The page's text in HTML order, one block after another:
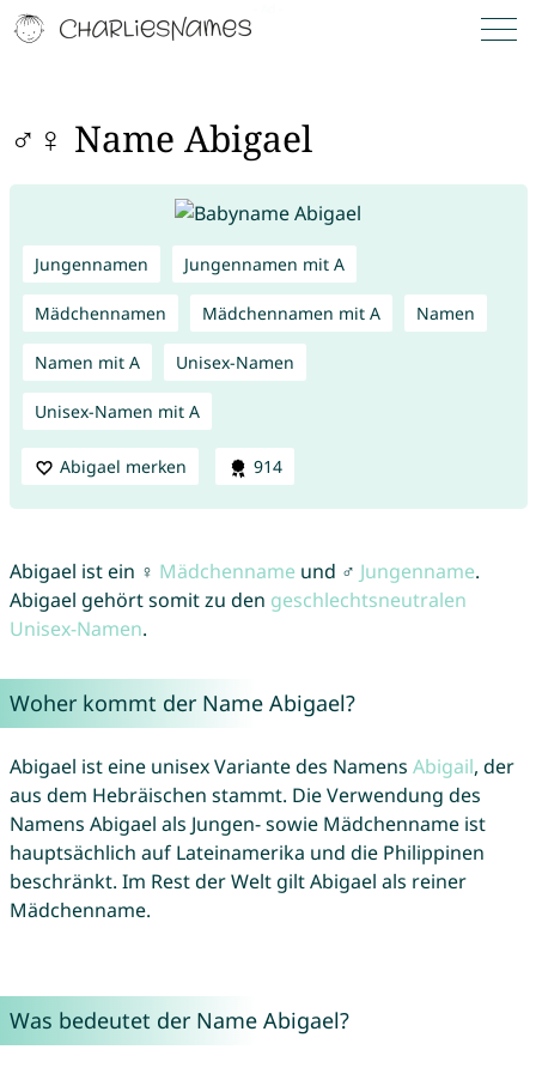
♂♀ Name Abigael
Jungennamen Jungennamen mit A
Mädchennamen Mädchennamen mit A Namen
Namen mit A Unisex-Namen
Unisex-Namen mit A
Abigael merken 914
Abigael ist ein ♀ Mädchenname und ♂ Jungenname.
Abigael gehört somit zu den geschlechtsneutralen
Unisex-Namen.
Woher kommt der Name Abigael?
Abigael ist eine unisex Variante des Namens Abigail, der
aus dem Hebräischen stammt. Die Verwendung des
Namens Abigael als Jungen- sowie Mädchenname ist
hauptsächlich auf Lateinamerika und die Philippinen
beschränkt. Im Rest der Welt gilt Abigael als reiner
Mädchenname.
Was bedeutet der Name Abigael?